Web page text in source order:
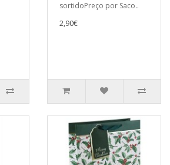
sortidoPreço por Saco..
2,90€